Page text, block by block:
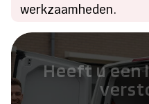
werkzaamheden.
Heeft u een